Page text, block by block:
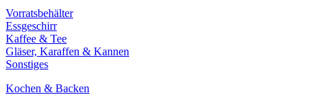
Vorratsbehälter
Essgeschirr
Kaffee & Tee
Gläser, Karaffen & Kannen
Sonstiges
Kochen & Backen